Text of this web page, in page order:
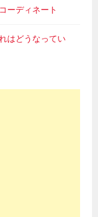
ーディネート
はどうなってい